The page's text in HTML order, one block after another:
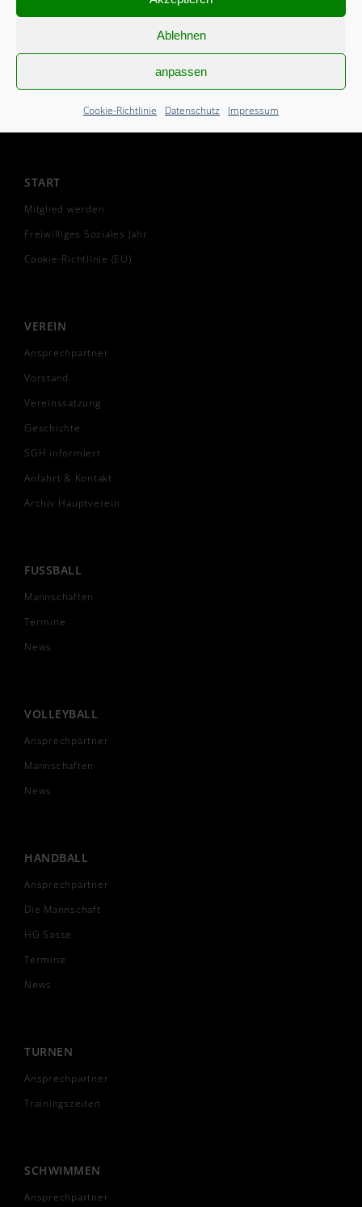
Ablehnen
anpassen
Cookie-Richtlinie Datenschutz Impressum
START
Mitglied werden
Freiwilliges Soziales Jahr
Cookie-Richtlinie (EU)
VEREIN
Ansprechpartner
Vorstand
Vereinssatzung
Geschichte
SGH informiert
Anfahrt & Kontakt
Archiv Hauptverein
FUSSBALL
Mannschaften
Termine
News
VOLLEYBALL
Ansprechpartner
Mannschaften
News
HANDBALL
Ansprechpartner
Die Mannschaft
HG Sasse
Termine
News
TURNEN
Ansprechpartner
Trainingszeiten
SCHWIMMEN
Ansprechpartner